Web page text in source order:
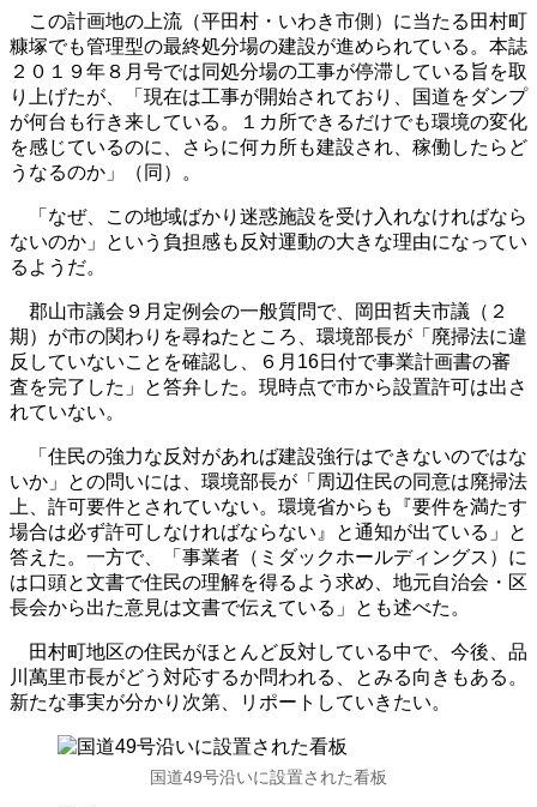
この計画地の上流（平田村・いわき市側）に当たる田村町
糠塚でも管理型の最終処分場の建設が進められている。本誌
２０１９年８月号では同処分場の工事が停滞している旨を取
り上げたが、「現在は工事が開始されており、国道をダンプ
が何台も行き来している。１カ所できるだけでも環境の変化
を感じているのに、さらに何カ所も建設され、稼働したらど
うなるのか」（同）。
「なぜ、この地域ばかり迷惑施設を受け入れなければなら
ないのか」という負担感も反対運動の大きな理由になってい
るようだ。
郡山市議会９月定例会の一般質問で、岡田哲夫市議（２
期）が市の関わりを尋ねたところ、環境部長が「廃掃法に違
反していないことを確認し、６月16日付で事業計画書の審
査を完了した」と答弁した。現時点で市から設置許可は出さ
れていない。
「住民の強力な反対があれば建設強行はできないのではな
いか」との問いには、環境部長が「周辺住民の同意は廃掃法
上、許可要件とされていない。環境省からも『要件を満たす
場合は必ず許可しなければならない』と通知が出ている」と
答えた。一方で、「事業者（ミダックホールディングス）に
は口頭と文書で住民の理解を得るよう求め、地元自治会・区
長会から出た意見は文書で伝えている」とも述べた。
田村町地区の住民がほとんど反対している中で、今後、品
川萬里市長がどう対応するか問われる、とみる向きもある。
新たな事実が分かり次第、リポートしていきたい。
国道49号沿いに設置された看板